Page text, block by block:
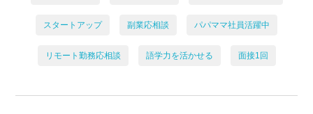
スタートアップ 副業応相談 パパママ社員活躍中
リモート勤務応相談 語学力を活かせる 面接1回